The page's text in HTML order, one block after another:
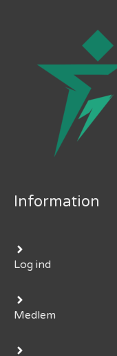
Information
Log ind
Medlem